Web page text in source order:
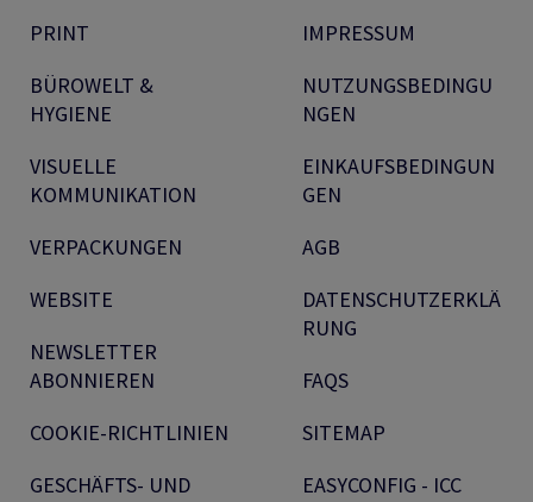
PRINT
BÜROWELT &
HYGIENE
VISUELLE
KOMMUNIKATION
VERPACKUNGEN
WEBSITE
NEWSLETTER
ABONNIEREN
COOKIE-RICHTLINIEN
GESCHÄFTS- UND
IMPRESSUM
NUTZUNGSBEDINGU
NGEN
EINKAUFSBEDINGUN
GEN
AGB
DATENSCHUTZERKLÄ
RUNG
FAQS
SITEMAP
EASYCONFIG - ICC